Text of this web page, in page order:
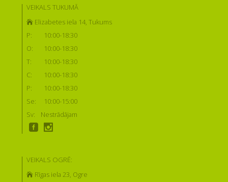
VEIKALS TUKUMĀ
Elizabetes iela 14, Tukums
P:
10:00-18:30
O:
10:00-18:30
T:
10:00-18:30
C:
10:00-18:30
P:
10:00-18:30
Se:
10:00-15:00
Sv:
Nestrādājam
VEIKALS OGRĒ:
Rīgas iela 23, Ogre